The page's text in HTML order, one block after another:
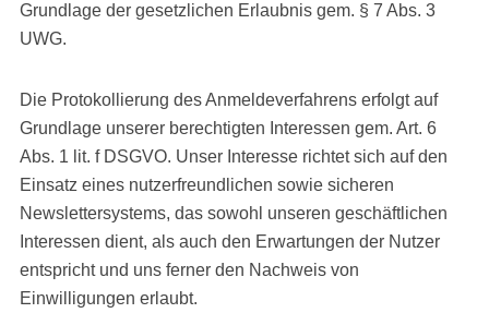
Grundlage der gesetzlichen Erlaubnis gem. § 7 Abs. 3
UWG.
Die Protokollierung des Anmeldeverfahrens erfolgt auf
Grundlage unserer berechtigten Interessen gem. Art. 6
Abs. 1 lit. f DSGVO. Unser Interesse richtet sich auf den
Einsatz eines nutzerfreundlichen sowie sicheren
Newslettersystems, das sowohl unseren geschäftlichen
Interessen dient, als auch den Erwartungen der Nutzer
entspricht und uns ferner den Nachweis von
Einwilligungen erlaubt.